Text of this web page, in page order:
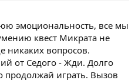
эмоциональность, все мы
квест Микрата не
никаких вопросов.
от Седого - Жди. Долго
продолжай играть. Вызов